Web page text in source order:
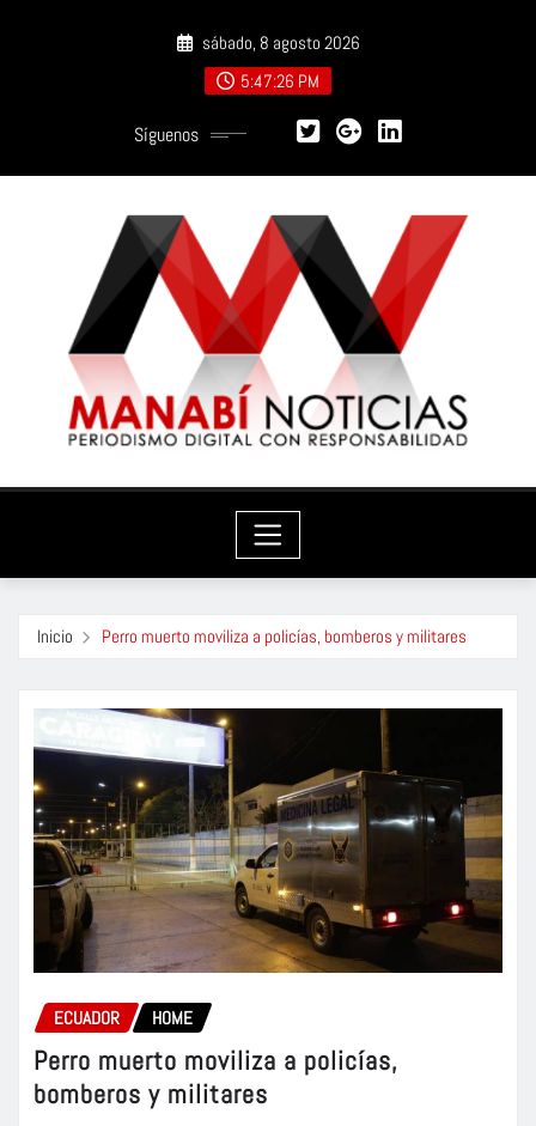
sábado, 8 agosto 2026
5:47:27 PM
Síguenos
Inicio Perro muerto moviliza a policías, bomberos y militares
ECUADOR HOME
Perro muerto moviliza a policías,
bomberos y militares